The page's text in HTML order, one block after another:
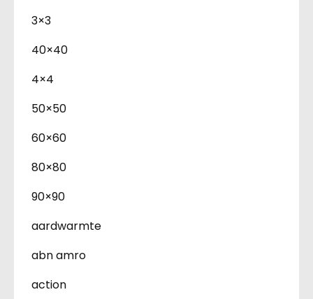
3×3
40×40
4×4
50×50
60×60
80×80
90×90
aardwarmte
abn amro
action